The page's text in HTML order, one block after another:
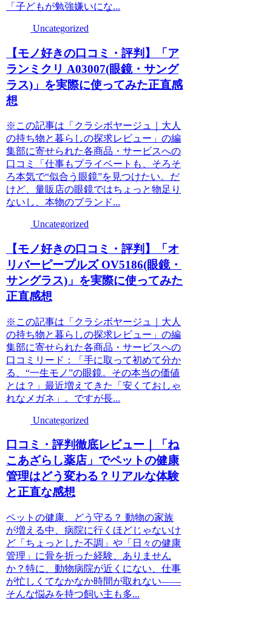
「子どもが勉強嫌いにな...
Uncategorized
【モノ好きの口コミ・評判】「ア
ランミクリ A03007(眼鏡・サング
ラス)」を実際に使ってみた正直感
想
※この記事は「クラシボヤージュ｜大人
の持ち物と暮らしの探求レビュー」の編
集部に寄せられた各商品・サービスへの
口コミ「仕事もプライベートも、そろそ
ろ本気で“似合う眼鏡”を見つけたい。だ
けど、量販店の眼鏡ではちょっと物足り
ないし、本物のブランド...
Uncategorized
【モノ好きの口コミ・評判】「オ
リバーピープルズ OV5186(眼鏡・
サングラス)」を実際に使ってみた
正直感想
※この記事は「クラシボヤージュ｜大人
の持ち物と暮らしの探求レビュー」の編
集部に寄せられた各商品・サービスへの
口コミリード：「手に取って初めて分か
る、“一生モノ”の眼鏡。その本当の価値
とは？」最近増えてきた「安くておしゃ
れなメガネ」。ですが長...
Uncategorized
口コミ・評判徹底レビュー｜「ね
こあざらし薬店」でペットの健康
管理はどう変わる？リアルな体験
と正直な感想
ペットの健康、どう守る？ 動物の家族
が増える中、病院に行くほどじゃないけ
ど「ちょっとした不調」や「日々の健康
管理」に骨を折った経験、ありません
か？特に、動物病院が近くにない、仕事
が忙しくてなかなか時間が取れない――
そんな悩みを持つ飼い主も多...